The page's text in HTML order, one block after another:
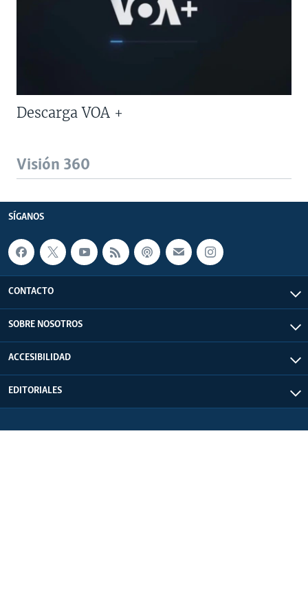
Descarga VOA +
Visión 360
SÍGANOS
CONTACTO
SOBRE NOSOTROS
ACCESIBILIDAD
EDITORIALES